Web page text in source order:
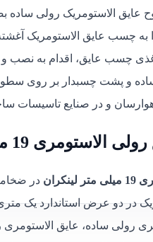
عایق الاستومریک رولی ساده
چسب عایق الاستومریک آغشته
چسب عایق، اقدام به نصب و
ساده و پشت چسبدار بر روی
و در صنایع تاسیسات
19 میلی متر لینکران
در ضخامت های
در دو عرض استاندارد یک
رولی ساده، عایق